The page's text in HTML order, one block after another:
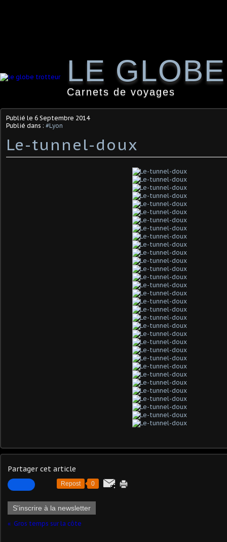
LE
Carnets de voyages
Publié le 6 Septembre 2014
Publié dans : #Lyon
Le-tunnel-doux
Partager cet article
Repost 0
S'inscrire à la newsletter
Gros temps sur la côte